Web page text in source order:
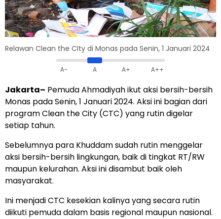
Relawan Clean the CIty di Monas pada Senin, 1 Januari 2024
A- A A+ A++
Jakarta– Pemuda Ahmadiyah ikut aksi bersih-bersih
Monas pada Senin, 1 Januari 2024. Aksi ini bagian dari
program Clean the City (CTC) yang rutin digelar
setiap tahun.
Sebelumnya para Khuddam sudah rutin menggelar
aksi bersih-bersih lingkungan, baik di tingkat RT/RW
maupun kelurahan. Aksi ini disambut baik oleh
masyarakat.
Ini menjadi CTC kesekian kalinya yang secara rutin
diikuti pemuda dalam basis regional maupun nasional.